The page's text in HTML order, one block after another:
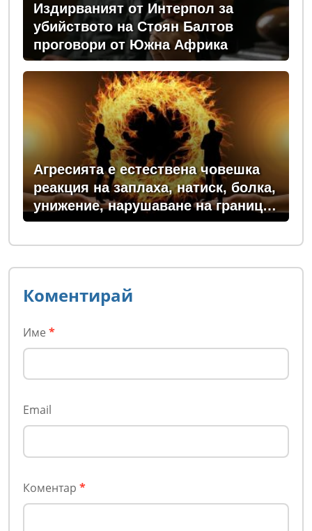
Издирваният от Интерпол за
убийството на Стоян Балтов
проговори от Южна Африка
Агресията е естествена човешка
реакция на заплаха, натиск, болка,
унижение, нарушаване на граници
или пречка за постигане на важна
цел
Коментирай
Име *
Email
Коментар *